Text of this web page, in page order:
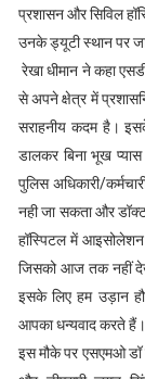
प्रशासन और सिविल
उनके ड्यूटी स्थान पर
रेखा धीमान ने कहा
से अपने क्षेत्र में
सराहनीय कदम है।
डालकर बिना भूख
पुलिस अधिकारी/
नही जा सकता और
हॉस्पिटल में
जिसको आज तक नहीं
इसके लिए हम उड़ान
आपका धन्यवाद करते हैं।
इस मौके पर एसएमओ डॉ